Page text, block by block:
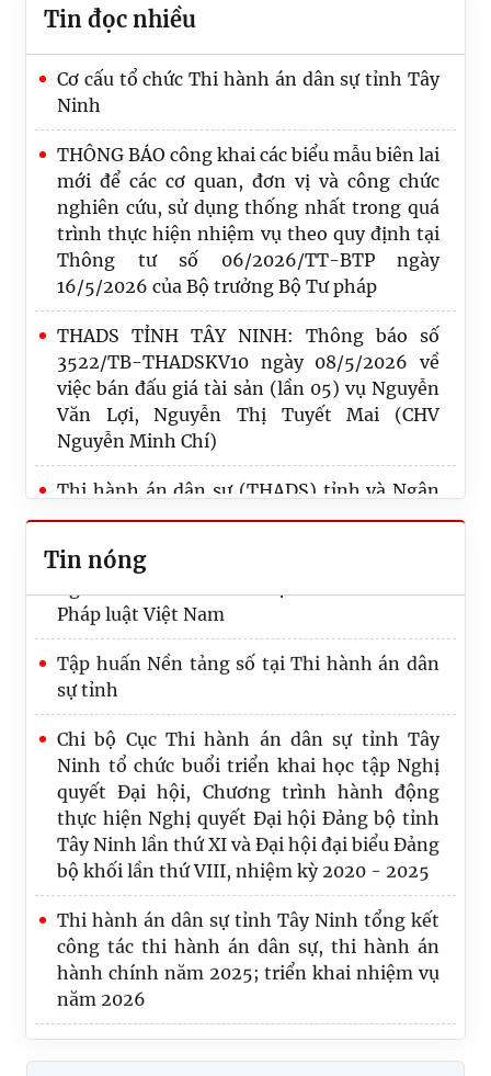
Tin đọc nhiều
Cơ cấu tổ chức Thi hành án dân sự tỉnh Tây
Ninh
THÔNG BÁO công khai các biểu mẫu biên lai
mới để các cơ quan, đơn vị và công chức
nghiên cứu, sử dụng thống nhất trong quá
trình thực hiện nhiệm vụ theo quy định tại
Thông tư số 06/2026/TT-BTP ngày
16/5/2026 của Bộ trưởng Bộ Tư pháp
THADS TỈNH TÂY NINH: Thông báo số
3522/TB-THADSKV10 ngày 08/5/2026 về
việc bán đấu giá tài sản (lần 05) vụ Nguyễn
Văn Lợi, Nguyễn Thị Tuyết Mai (CHV
Nguyễn Minh Chí)
Thi hành án dân sự (THADS) tỉnh và Ngân
hàng Thương mại cổ phần Quốc tế Việt
Nam (VIB) tổ chức buổi làm việc về công tác
phối hợp, tổ chức thi hành án
THADS tỉnh Tây Ninh tổ chức Lễ công bố và
trao Quyết định tuyển dụng cho các công
chức trúng tuyển kỳ thi tuyển công chức
theo phương thức thi tuyển
Nghề “Thi hành án dân sự” – Khi pháp luật
đi vào đời sống
Tin nóng
Thi hành án dân sự (THADS) tỉnh Tây Ninh
tổ chức lễ kỷ niệm 80 năm ngày truyền
thống thi hành án dân sự (19/7/1946 –
19/7/2026)
Thi hành án dân sự tỉnh Tây Ninh tham gia
và đạt giải khuyến khích cuộc thi “Chuyện
nghề thi hành án dân sự” lần II trên Báo
Tập huấn Nền tảng số tại Thi hành án dân
sự tỉnh
Chi bộ Cục Thi hành án dân sự tỉnh Tây
Ninh tổ chức buổi triển khai học tập Nghị
quyết Đại hội, Chương trình hành động
thực hiện Nghị quyết Đại hội Đảng bộ tỉnh
Tây Ninh lần thứ XI và Đại hội đại biểu Đảng
bộ khối lần thứ VIII, nhiệm kỳ 2020 - 2025
Thi hành án dân sự tỉnh Tây Ninh tổng kết
công tác thi hành án dân sự, thi hành án
hành chính năm 2025; triển khai nhiệm vụ
năm 2026